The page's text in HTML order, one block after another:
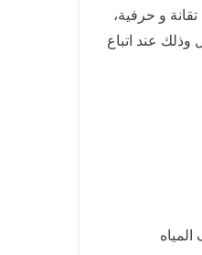
و حرفية،
عند اتباع